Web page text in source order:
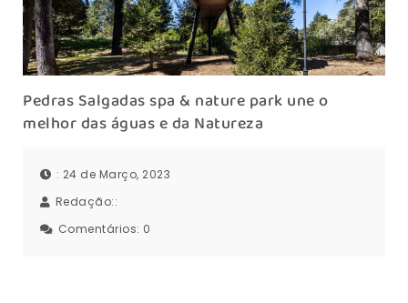
Pedras Salgadas spa & nature park une o
melhor das águas e da Natureza
: 24 de Março, 2023
Redação::
Comentários: 0